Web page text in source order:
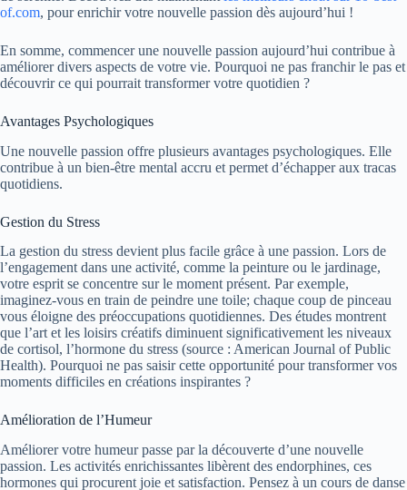
of.com, pour enrichir votre nouvelle passion dès aujourd’hui !
En somme, commencer une nouvelle passion aujourd’hui contribue à
améliorer divers aspects de votre vie. Pourquoi ne pas franchir le pas et
découvrir ce qui pourrait transformer votre quotidien ?
Avantages Psychologiques
Une nouvelle passion offre plusieurs avantages psychologiques. Elle
contribue à un bien-être mental accru et permet d’échapper aux tracas
quotidiens.
Gestion du Stress
La gestion du stress devient plus facile grâce à une passion. Lors de
l’engagement dans une activité, comme la peinture ou le jardinage,
votre esprit se concentre sur le moment présent. Par exemple,
imaginez-vous en train de peindre une toile; chaque coup de pinceau
vous éloigne des préoccupations quotidiennes. Des études montrent
que l’art et les loisirs créatifs diminuent significativement les niveaux
de cortisol, l’hormone du stress (source : American Journal of Public
Health). Pourquoi ne pas saisir cette opportunité pour transformer vos
moments difficiles en créations inspirantes ?
Amélioration de l’Humeur
Améliorer votre humeur passe par la découverte d’une nouvelle
passion. Les activités enrichissantes libèrent des endorphines, ces
hormones qui procurent joie et satisfaction. Pensez à un cours de danse